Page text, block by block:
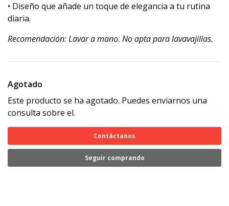
• Diseño que añade un toque de elegancia a tu rutina
diaria.
Recomendación: Lavar a mano. No apta para lavavajillas.
Agotado
Este producto se ha agotado. Puedes enviarnos una
consulta sobre el.
Contáctanos
Seguir comprando